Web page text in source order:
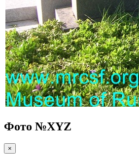
Фото №XYZ
×